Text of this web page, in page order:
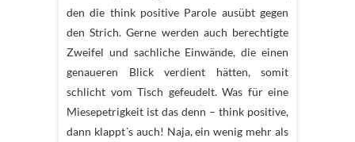
den die think positive Parole ausübt gegen
den Strich. Gerne werden auch berechtigte
Zweifel und sachliche Einwände, die einen
genaueren Blick verdient hätten, somit
schlicht vom Tisch gefeudelt. Was für eine
Miesepetrigkeit ist das denn – think positive,
dann klappt´s auch! Naja, ein wenig mehr als